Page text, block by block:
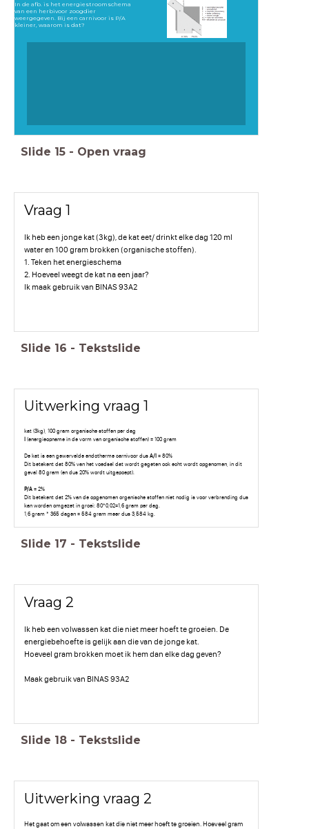
In de afb. is het energiestroomschema
van een herbivoor zoogdier
weergegeven. Bij een carnivoor is P/A
kleiner, waarom is dat?
Slide 15 - Open vraag
Vraag 1
Ik heb een jonge kat (3kg), de kat eet/ drinkt elke dag 120 ml
water en 100 gram brokken (organische stoffen).
1. Teken het energieschema
2. Hoeveel weegt de kat na een jaar?
Ik maak gebruik van BINAS 93A2
Slide 16 - Tekstslide
Uitwerking vraag 1
kat (3kg), 100 gram organische stoffen per dag
I(energieopname in de vorm van organische stoffen) = 100 gram
De kat is een gewervelde endotherme carnivoor dus A/I = 80%
Dit betekent dat 80% van het voedsel dat wordt gegeten ook echt wordt opgenomen, in dit
geval 80 gram (en dus 20% wordt uitgepoept).
P/A= 2%
Dit betekent dat 2% van de opgenomen organische stoffen niet nodig is voor verbranding dus
kan worden omgezet in groei: 80*0,02=1,6 gram per dag.
1,6 gram * 365 dagen = 584 gram meer dus 3,584 kg.
Slide 17 - Tekstslide
Vraag 2
Ik heb een volwassen kat die niet meer hoeft te groeien. De
energiebehoefte is gelijk aan die van de jonge kat.
Hoeveel gram brokken moet ik hem dan elke dag geven?
Maak gebruik van BINAS 93A2
Slide 18 - Tekstslide
Uitwerking vraag 2
Het gaat om een volwassen kat die niet meer hoeft te groeien. Hoeveel gram